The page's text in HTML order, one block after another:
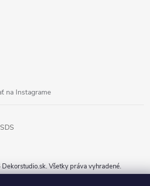
na Instagrame
SDS
Dekorstudio.sk. Všetky práva vyhradené.